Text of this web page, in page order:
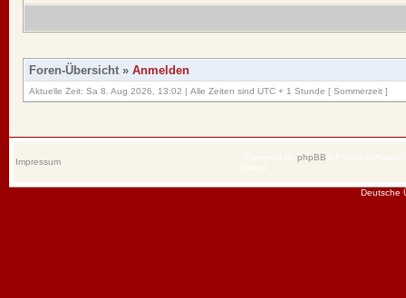
Foren-Übersicht » Anmelden
Aktuelle Zeit: Sa 8. Aug 2026, 13:02 | Alle Zeiten sind UTC + 1 Stunde [ Sommerzeit ]
Impressum phpBB
Deutsche